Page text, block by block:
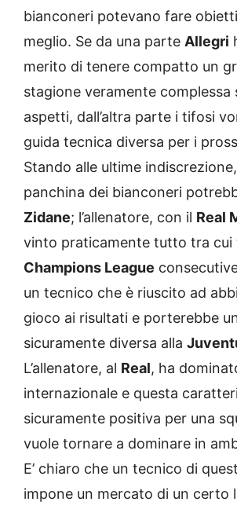
bianconeri potevano fare
meglio. Se da una parte Allegri
merito di tenere compatto un
stagione veramente
aspetti, dall’altra parte i tifosi
guida tecnica diversa per i
Stando alle ultime
panchina dei bianconeri
Zidane; l’allenatore, con il Real
vinto praticamente tutto tra cui
Champions League
un tecnico che è riuscito ad
gioco ai risultati e porterebbe
sicuramente diversa alla
L’allenatore, al Real, ha
internazionale e questa
sicuramente positiva per una
vuole tornare a dominare in
E’ chiaro che un tecnico di
impone un mercato di un certo